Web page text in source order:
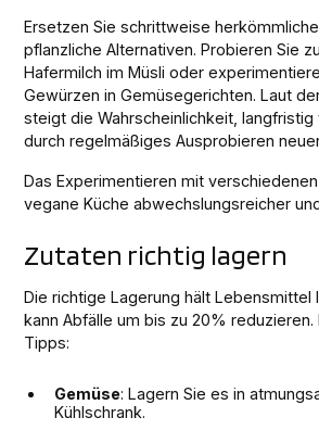
Ersetzen Sie schrittweise
pflanzliche Alternativen. Probieren Sie
Hafermilch im Müsli oder
Gewürzen in Gemüsegerichten. Laut
steigt die Wahrscheinlichkeit, langfristig
durch regelmäßiges Ausprobieren
Das Experimentieren mit
vegane Küche abwechslungsreicher
Zutaten richtig lagern
Die richtige Lagerung hält Lebensmittel
kann Abfälle um bis zu 20%
Tipps:
Gemüse: Lagern Sie es in
Kühlschrank.